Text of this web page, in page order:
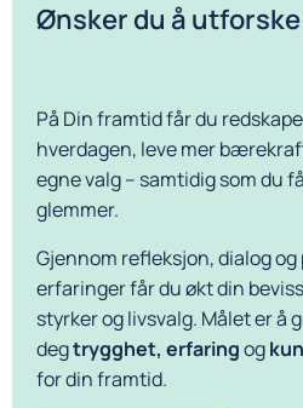
Ønsker du å
På Din framtid får du
hverdagen, leve mer
egne valg – samtidig som du
glemmer.
Gjennom refleksjon, dialog
erfaringer får du økt din
styrker og livsvalg. Målet er å
degtrygghet, erfaringog
for din framtid.